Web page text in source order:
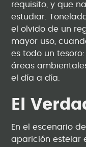
requisito, y que
estudiar.
el olvido de un
mayor uso,
es todo un
áreas
el día a día.
El
En el escenario
aparición estelar